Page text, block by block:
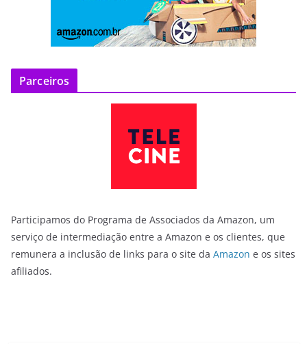
Parceiros
Participamos do Programa de Associados da Amazon, um
serviço de intermediação entre a Amazon e os clientes, que
remunera a inclusão de links para o site da Amazon e os sites
afiliados.